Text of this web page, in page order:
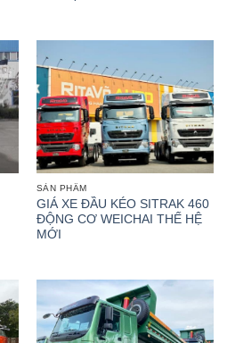
SẢN PHẨM
GIÁ XE ĐẦU KÉO SITRAK 460
ĐỘNG CƠ WEICHAI THẾ HỆ
MỚI